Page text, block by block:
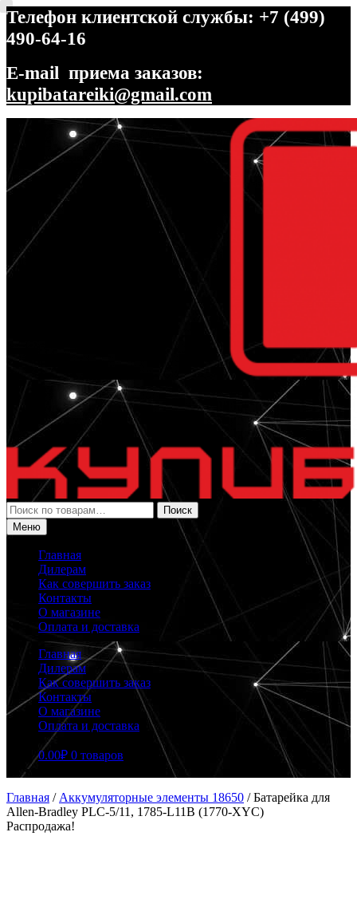
Телефон клиентской службы: +7 (499)
490-64-16
E-mail приема заказов:
kupibatareiki@gmail.com
Перейти
навигации
Перейти
содержимому
Искать:
Поиск
Меню
Главная
Дилерам
Как совершить заказ
Контакты
О магазине
Оплата и доставка
Главная
Дилерам
Как совершить заказ
Контакты
О магазине
Оплата и доставка
0.00₽ 0 товаров
Главная / Аккумуляторные элементы 18650 /Батарейка для
Allen-Bradley PLC-5/11, 1785-L11B (1770-XYC)
Распродажа!